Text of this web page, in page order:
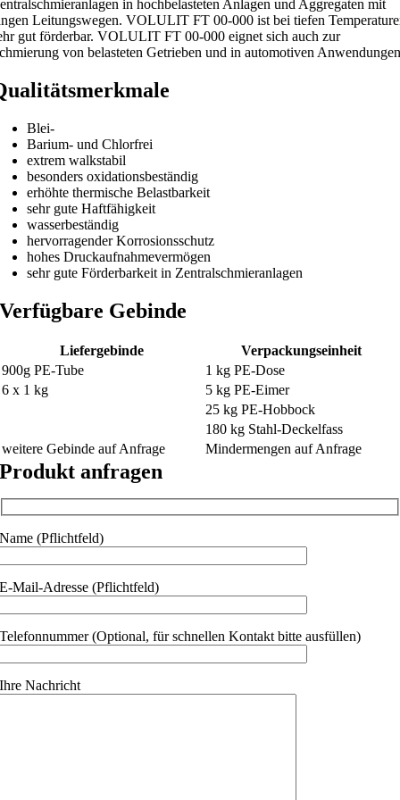
in hochbelasteten Anlagen und Aggregaten mit
Leitungswegen. VOLULIT FT 00-000 ist bei tiefen
gut förderbar. VOLULIT FT 00-000 eignet sich auch zur
von belasteten Getrieben und in automotiven
Blei-
Barium- und Chlorfrei
extrem walkstabil
besonders oxidationsbeständig
erhöhte thermische Belastbarkeit
sehr gute Haftfähigkeit
wasserbeständig
hervorragender Korrosionsschutz
hohes Druckaufnahmevermögen
sehr gute Förderbarkeit in Zentralschmieranlagen
Verfügbare Gebinde
Liefergebinde
Verpackungseinheit
900g PE-Tube
1 kg PE-Dose
6 x 1 kg
5 kg PE-Eimer
25 kg PE-Hobbock
180 kg Stahl-Deckelfass
weitere Gebinde auf Anfrage
Mindermengen auf Anfrage
Produkt anfragen
Name (Pflichtfeld)
E-Mail-Adresse (Pflichtfeld)
Telefonnummer (Optional, für schnellen Kontakt bitte ausfüllen)
Ihre Nachricht